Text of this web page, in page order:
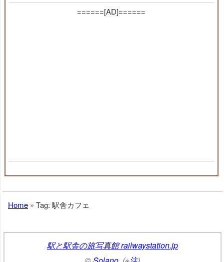
======[AD]======
Home » Tag: 駅舎カフェ
駅と駅舎の旅写真館 railwaystation.jp